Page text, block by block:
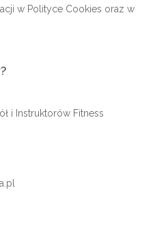
w Polityce Cookies oraz w
i Instruktorów Fitness